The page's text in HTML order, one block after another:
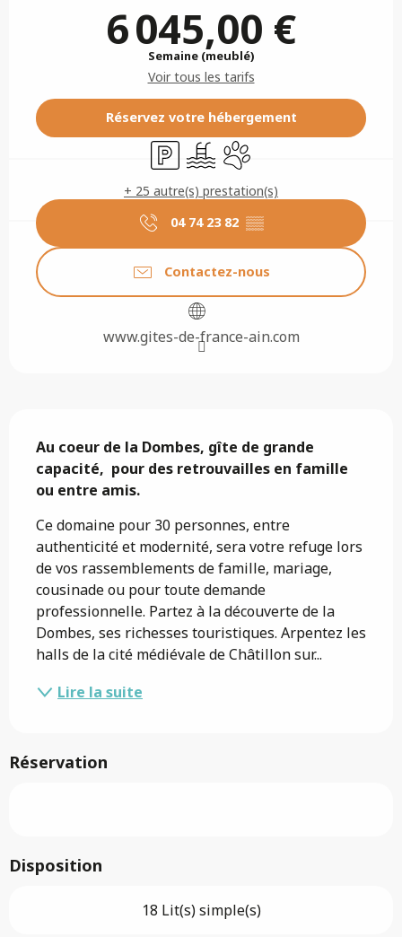
6 045,00 €
Semaine (meublé)
Voir tous les tarifs
Réservez votre hébergement
ParkingPiscineAnimaux acceptés
+ 25 autre(s) prestation(s)
04 74 23 82 ▒▒
Contactez-nous
www.gites-de-france-ain.com
Au coeur de la Dombes, gîte de grande
capacité,  pour des retrouvailles en famille
ou entre amis.
Ce domaine pour 30 personnes, entre
authenticité et modernité, sera votre refuge lors
de vos rassemblements de famille, mariage,
cousinade ou pour toute demande
professionnelle. Partez à la découverte de la
Dombes, ses richesses touristiques. Arpentez les
halls de la cité médiévale de Châtillon sur...
Lire la suite
Réservation
Disposition
18 Lit(s) simple(s)